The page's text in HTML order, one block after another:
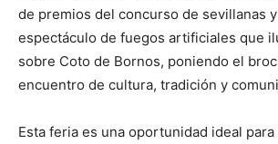
de premios del concurso de sevillanas
espectáculo de fuegos artificiales que
sobre Coto de Bornos, poniendo el
encuentro de cultura, tradición y
Esta feria es una oportunidad ideal